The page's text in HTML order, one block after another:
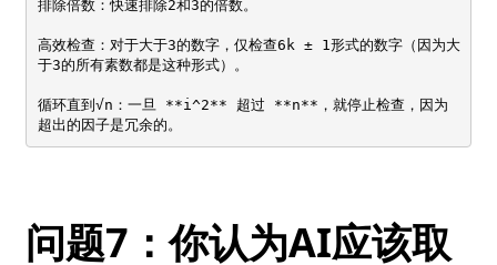
排除倍数：快速排除2和3的倍数。
高效检查：对于大于3的数字，仅检查6k ± 1形式的数字（因为大
于3的所有素数都是这种形式）。
循环直到√n：一旦 **i^2** 超过 **n**，就停止检查，因为
超出的因子是冗余的。
问题7：你认为AI应该取